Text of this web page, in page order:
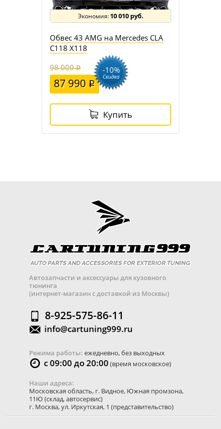
10 010 руб.
Обвес 43 AMG на Mercedes CLA
C118 X118
98 000
87 990
-10%
Скидка
Купить
Автозапчасти и аксессуары для кузовного
тюнинга
(интернет-магазин с доставкой из Москвы)
8-925-575-86-11
info@cartuning999.ru
Режима работы: ежедневно, без выходных
с 09:00 до 20:00 (время московское)
Наши адреса:
Московская область, г. Видное, Южная промзона,
11Ю (склад, автосервис)
г. Москва,ул. Иркутская, 1 (представительство)